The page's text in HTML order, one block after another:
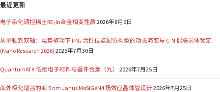
最近更新
电子杂化调控稀土RE₂In合金相变性质2026年8月6日
从单轴到双轴：电势驱动下 IrN₄ 活性位点配位构型的动态演变与 C-N 偶联前体锁定
(Nano Research 2026) 2026年7月30日
QuantumATK 低维电子材料与器件合集（九） 2026年7月25日
面外极化增强的亚 5 nm Janus MoSiGeN4 场效应晶体管设计2026年7月25日